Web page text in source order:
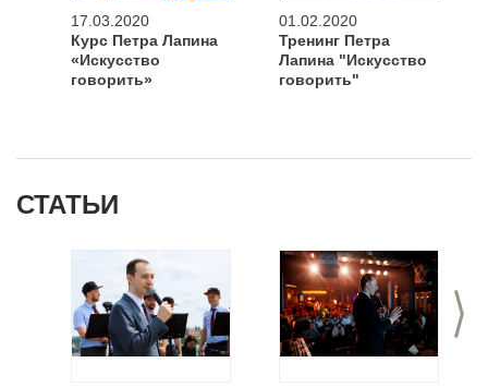
17.03.2020
Курс Петра Лапина
«Искусство
говорить»
01.02.2020
Тренинг Петра
Лапина "Искусство
говорить"
СТАТЬИ
>